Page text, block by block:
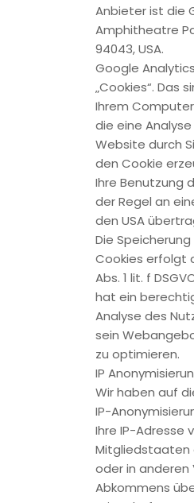
Tracking-Tag versehenen Seite
erhalten jedoch keine
persönlich identifizieren lassen.
teilnehmen möchten, können
widersprechen, indem Sie das
Conversion-Trackings über
Nutzereinstellungen leicht
nicht in die Conversion-
Die Speicherung von
Grundlage von Art. 6 Abs. 1 lit. f
Websitebetreiber hat ein
Analyse des Nutzerverhaltens,
als auch seine Werbung zu
Mehr Informationen zu Google
Conversion-Tracking finden Sie
Datenschutzbestimmungen
https://www.google.de/
Sie können Ihren Browser so
Setzen von Cookies informiert
Einzelfall erlauben, die
Fälle oder generell
Löschen der Cookies beim
Bei der Deaktivierung von
dieser Website eingeschränkt
Google reCAPTCHA
Wir nutzen “Google